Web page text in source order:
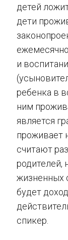
детей
дети
и
ребенка в
ним
является
проживает
считают
родителей,
жизненных
будет
спикер.